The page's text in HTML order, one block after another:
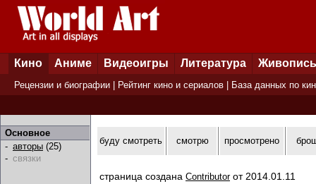
Кино Аниме Видеоигры Литература Живопись
Рецензии и биографии Рейтинг кино и сериалов База данных по
Основное
- авторы (25)
- связки
буду смотреть смотрю просмотрено
страница создана Contributorот 2014.01.11